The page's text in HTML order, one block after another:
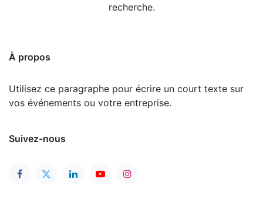
recherche.
À propos
Utilisez ce paragraphe pour écrire un court texte sur
vos événements ou votre entreprise.
Suivez-nous